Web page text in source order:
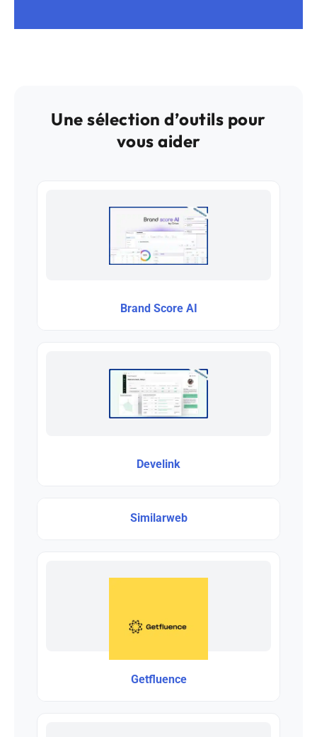
Une sélection d’outils pour
vous aider
Brand Score AI
Develink
Similarweb
Getfluence